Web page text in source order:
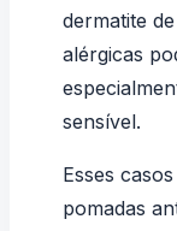
dermatite
alérgicas
sensível.
Esses
pomadas